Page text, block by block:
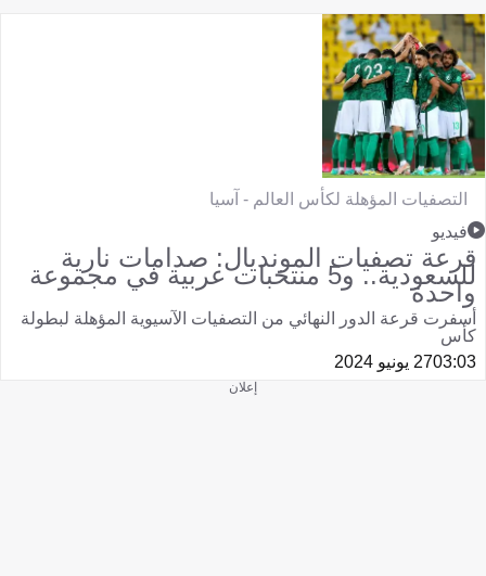
التصفيات المؤهلة لكأس العالم - آسيا
فيديو
قرعة تصفيات المونديال: صدامات نارية
للسعودية.. و5 منتخبات عربية في مجموعة
واحدة
أسفرت قرعة الدور النهائي من التصفيات الآسيوية المؤهلة لبطولة
كأس
03:0327 يونيو 2024
إعلان